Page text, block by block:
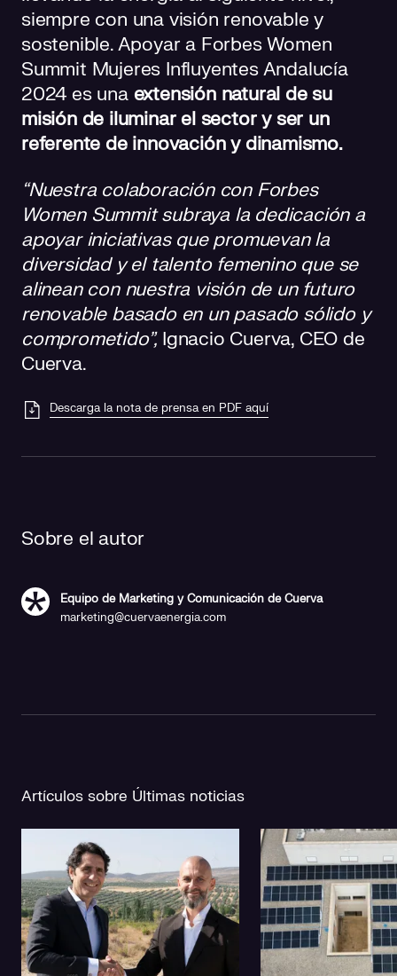
siempre con una visión renovable y
sostenible. Apoyar a Forbes Women
Summit Mujeres Influyentes Andalucía
2024 es una extensión natural de su
misión de iluminar el sector y ser un
referente de innovación y dinamismo.
“Nuestra colaboración con Forbes
Women Summit subraya la dedicación a
apoyar iniciativas que promuevan la
diversidad y el talento femenino que se
alinean con nuestra visión de un futuro
renovable basado en un pasado sólido y
comprometido”, Ignacio Cuerva, CEO de
Cuerva.
Descarga la nota de prensa en PDF aquí
Sobre el autor
Equipo de Marketing y Comunicación de Cuerva
marketing@cuervaenergia.com
Artículos sobre Últimas noticias